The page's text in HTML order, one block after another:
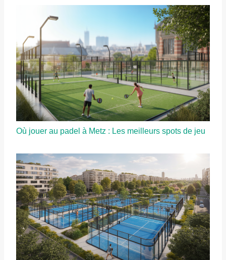
Où jouer au padel à Metz : Les meilleurs spots de jeu